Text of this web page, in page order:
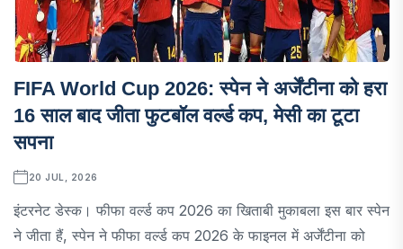
FIFA World Cup 2026: स्पेन ने अर्जेंटीना को हरा
16 साल बाद जीता फुटबॉल वर्ल्ड कप, मेसी का टूटा
सपना
20 JUL, 2026
इंटरनेट डेस्क। फीफा वर्ल्ड कप 2026 का खिताबी मुकाबला इस बार स्पेन
ने जीता हैं, स्पेन ने फीफा वर्ल्ड कप 2026 के फाइनल में अर्जेंटीना को